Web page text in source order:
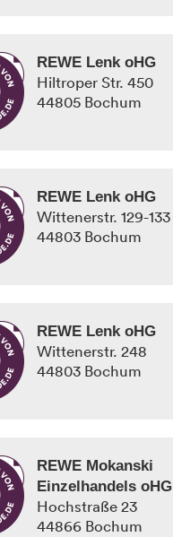
REWE Lenk oHG
Hiltroper Str. 450
44805 Bochum
REWE Lenk oHG
Wittenerstr. 129-133
44803 Bochum
REWE Lenk oHG
Wittenerstr. 248
44803 Bochum
REWE Mokanski
Einzelhandels oHG
Hochstraße 23
44866 Bochum